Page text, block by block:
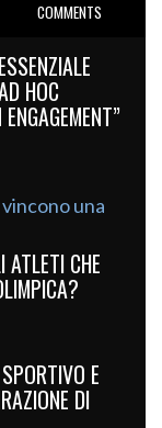
COMMENTS
HOC
ATLETI CHE
E
DI